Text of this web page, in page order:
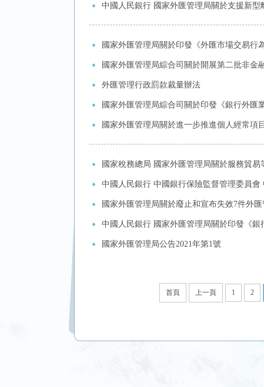
中國人民銀行 國家外匯管理局關於支援新
國家外匯管理局關於印發《外匯市場交易行
國家外匯管理局綜合司關於開展第二批非金
外匯管理行政罰款裁量辦法
國家外匯管理局綜合司關於印發《銀行外匯
國家外匯管理局關於進一步推進個人經常項
國家稅務總局 國家外匯管理局關於服務貿
中國人民銀行 中國銀行保險監督管理委員
國家外匯管理局關於廢止和宣布失效7件外
中國人民銀行 國家外匯管理局關於印發《
國家外匯管理局公告2021年第1號
首頁 上一頁 1 2